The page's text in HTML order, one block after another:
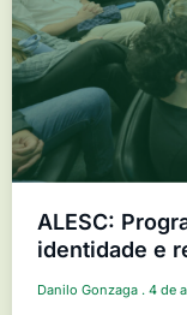
ALESC:
identidade e
Danilo Gonzaga 4 de